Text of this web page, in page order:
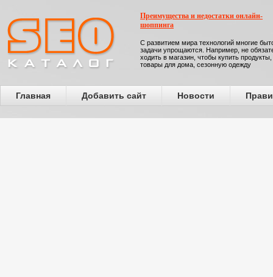
Преимущества и недостатки онлайн-
шоппинга
С развитием мира технологий многие
задачи упрощаются. Например, не
ходить в магазин, чтобы купить продукты,
товары для дома, сезонную одежду
Главная Добавить сайт Новости